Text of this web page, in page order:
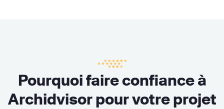
Pourquoi faire confiance à
Archidvisor pour votre projet